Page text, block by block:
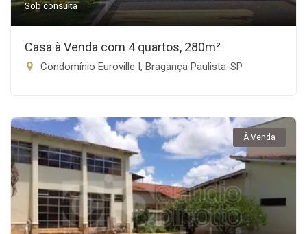
Sob consulta
Casa à Venda com 4 quartos, 280m²
Condomínio Euroville I, Bragança Paulista-SP
À Venda